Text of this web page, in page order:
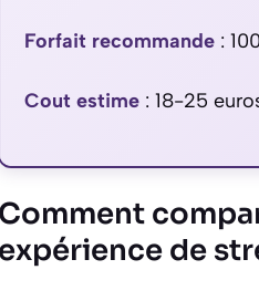
Forfait recommande :
Cout estime : 18-25
Comment
expérience de